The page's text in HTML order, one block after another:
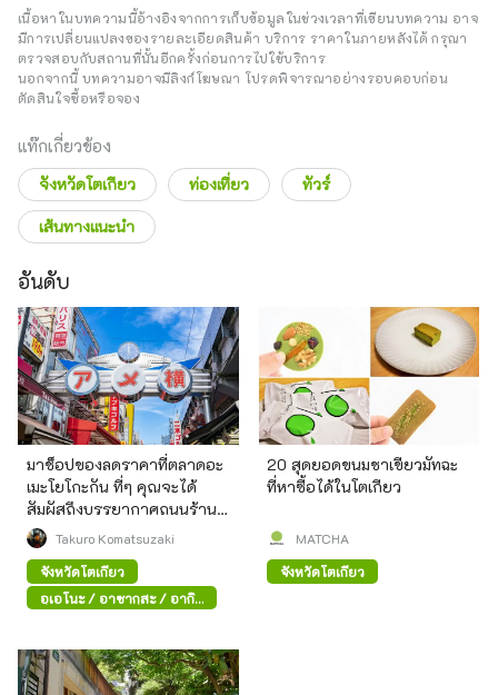
ที่มีสไตล์ การรวบรวมพระพุทธรูป ชมมิวสิคัลและ
ถ่ายรูป เป็นงานอดิเรกที่หลากหลายจนฉันเองก็
รู้สึกประหลาดใจ
เนื้อหาในบทความนี้อ้างอิงจากการเก็บข้อมูลในช่วงเวลาที่เขียนบทความ อาจ
มีการเปลี่ยนแปลงของรายละเอียดสินค้า บริการ ราคาในภายหลังได้ กรุณา
ตรวจสอบกับสถานที่นั้นอีกครั้งก่อนการไปใช้บริการ
นอกจากนี้ บทความอาจมีลิงก์โฆษณา โปรดพิจารณาอย่างรอบคอบก่อน
ตัดสินใจซื้อหรือจอง
แท๊กเกี่ยวข้อง
จังหวัดโตเกียว ท่องเที่ยว
ทัวร์
เส้นทางแนะนำ
อันดับ
มาช็อปของลดราคาที่ตลาดอะ
เมะโยโกะกัน ที่ๆ คุณจะได้
สัมผัสถึงบรรยากาศถนนร้าน
ค้าสมัยก่อน
Takuro Komatsuzaki
จังหวัดโตเกียว
อุเอโนะ / อาซากุสะ / อากิ
ฮาบาระ
20 สุดยอดขนมชาเขียวมัทฉะ
ที่หาซื้อได้ในโตเกียว
MATCHA
จังหวัดโตเกียว